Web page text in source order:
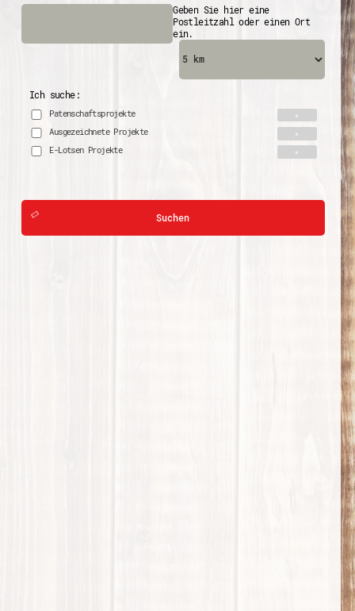
Geben Sie hier eine
Postleitzahl oder einen Ort
ein.
Ich suche:
Patenschaftsprojekte
Ausgezeichnete Projekte
E-Lotsen Projekte
Suchen